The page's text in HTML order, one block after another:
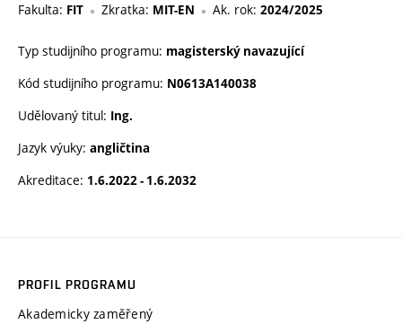
Fakulta: FIT Zkratka: MIT-EN Ak. rok: 2024/2025
Typ studijního programu: magisterský navazující
Kód studijního programu: N0613A140038
Udělovaný titul: Ing.
Jazyk výuky: angličtina
Akreditace: 1.6.2022 - 1.6.2032
PROFIL PROGRAMU
Akademicky zaměřený